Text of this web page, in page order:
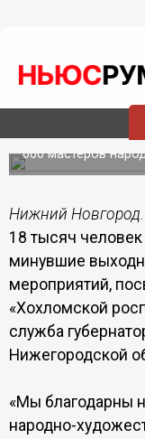
Более 18
росписи» в
Лучшие работы в
600 мастеров
Нижний
18 тысяч
минувшие
мероприятий,
«Хохломской
служба
Нижегородской
«Мы благодарны
народно-